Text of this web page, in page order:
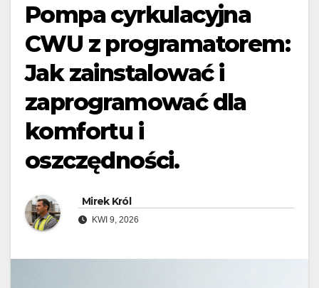
Pompa cyrkulacyjna
CWU z programatorem:
Jak zainstalować i
zaprogramować dla
komfortu i
oszczędności.
Mirek Król
KWI 9, 2026